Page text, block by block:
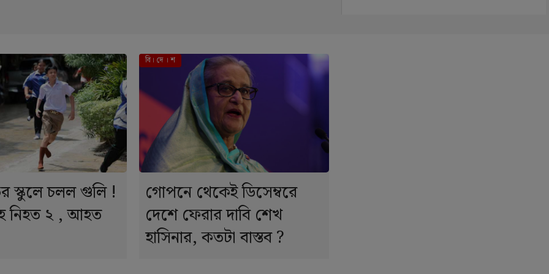
স্কুলে চলল গুলি !
নিহত ২ , আহত
বি। দে । শ
গোপনে থেকেই ডিসেম্বরে
দেশে ফেরার দাবি শেখ
হাসিনার, কতটা বাস্তব ?